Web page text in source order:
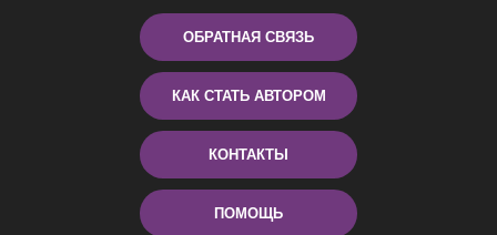
ОБРАТНАЯ СВЯЗЬ
КАК СТАТЬ АВТОРОМ
КОНТАКТЫ
ПОМОЩЬ